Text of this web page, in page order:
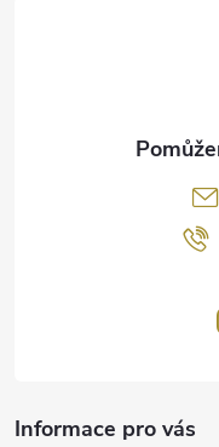
Informace pro vás